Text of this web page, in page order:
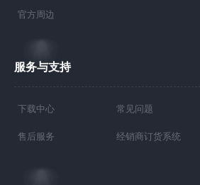
官方周边
服务与支持
下载中心 常见问题
售后服务 经销商订货系统